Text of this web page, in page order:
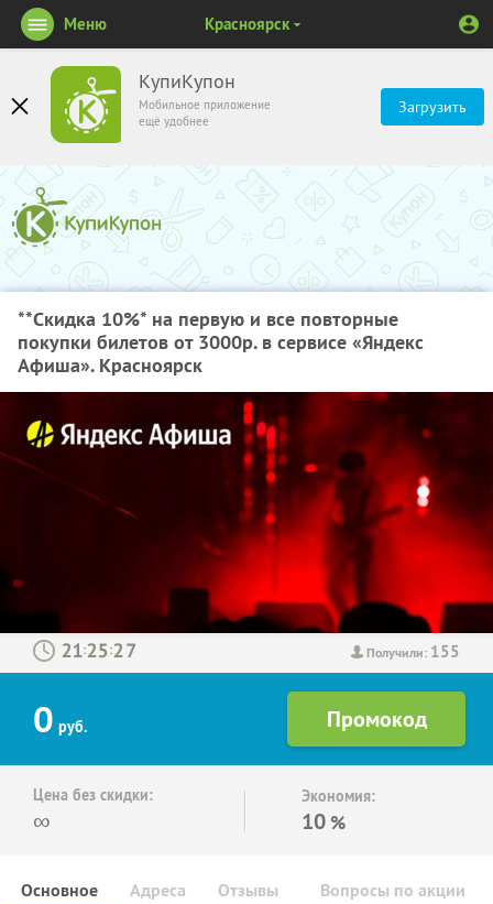
КупиКупон
Мобильное приложение
ещё удобнее
Загрузить
Меню Красноярск
**Скидка 10%* на первую и все повторные
покупки билетов от 3000р. в сервисе «Яндекс
Афиша». Красноярск
Получили: 155
: :
0 руб.
Цена без скидки:
∞
Экономия:
10 %
Основное Отзывы Вопросы по акции
Адреса